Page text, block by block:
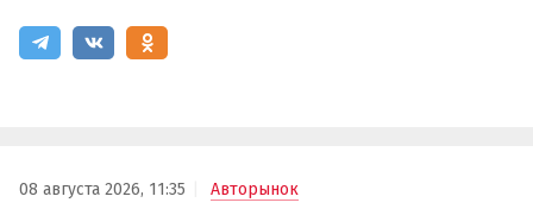
08 августа 2026, 11:35 Авторынок